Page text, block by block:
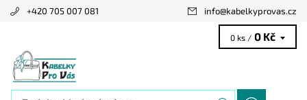
+420 705 007 081 info@kabelkyprovas.cz
0 ks / 0 Kč